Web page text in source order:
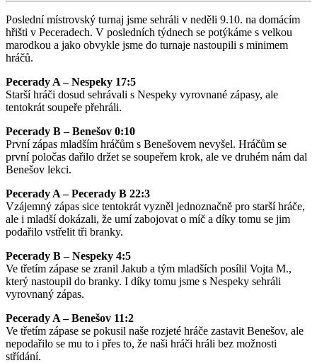
Poslední místrovský turnaj jsme sehráli v neděli 9.10. na domácím
hřišti v Peceradech. V posledních týdnech se potýkáme s velkou
marodkou a jako obvykle jsme do turnaje nastoupili s minimem
hráčů.
Pecerady A – Nespeky 17:5
Starší hráči dosud sehrávali s Nespeky vyrovnané zápasy, ale
tentokrát soupeře přehráli.
Pecerady B – Benešov 0:10
První zápas mladším hráčům s Benešovem nevyšel. Hráčům se
první poločas dařilo držet se soupeřem krok, ale ve druhém nám dal
Benešov lekci.
Pecerady A – Pecerady B 22:3
Vzájemný zápas sice tentokrát vyzněl jednoznačně pro starší hráče,
ale i mladší dokázali, že umí zabojovat o míč a díky tomu se jim
podařilo vstřelit tři branky.
Pecerady B – Nespeky 4:5
Ve třetím zápase se zranil Jakub a tým mladších posílil Vojta M.,
který nastoupil do branky. I díky tomu jsme s Nespeky sehráli
vyrovnaný zápas.
Pecerady A – Benešov 11:2
Ve třetím zápase se pokusil naše rozjeté hráče zastavit Benešov, ale
nepodařilo se mu to i přes to, že naši hráči hráli bez možnosti
střídání.